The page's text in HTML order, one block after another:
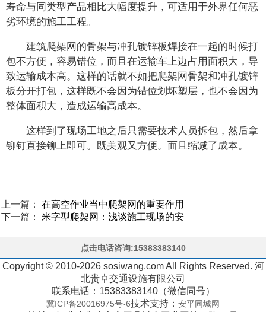
寿命与同类型产品相比大幅度提升，可适用于外界任何恶
劣环境的施工工程。
建筑爬架网的骨架与冲孔镀锌板焊接在一起的时候打
包不方便，容易错位，而且在运输车上边占用面积大，导
致运输成本高。这样的话就不如把爬架网骨架和冲孔镀锌
板分开打包，这样既不会因为错位划坏塑层，也不会因为
整体面积大，造成运输高成本。
这样到了现场工地之后只需要技术人员拆包，然后拿
铆钉直接铆上即可。既美观又方便。而且缩减了成本。
上一篇：在高空作业当中爬架网的重要作用
下一篇：米字型爬架网：浅谈施工现场的安
点击电话咨询:15383383140
Copyright © 2010-2026 sosiwang.com All Rights Reserved. 河
北贵卓交通设施有限公司
联系电话：15383383140（微信同号）
冀ICP备20016975号-6技术支持： 安平同城网